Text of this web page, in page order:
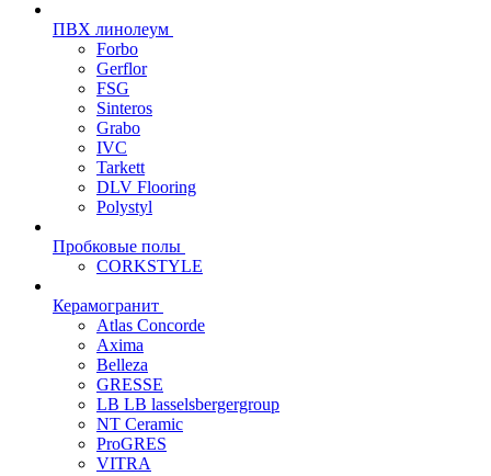
ПВХ линолеум
Forbo
Gerflor
FSG
Sinteros
Grabo
IVC
Tarkett
DLV Flooring
Polystyl
Пробковые полы
CORKSTYLE
Керамогранит
Atlas Concorde
Axima
Belleza
GRESSE
LB LB lasselsbergergroup
NT Ceramic
ProGRES
VITRA